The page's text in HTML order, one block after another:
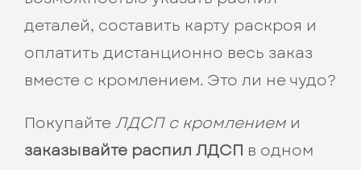
деталей, составить карту раскроя и
оплатить дистанционно весь заказ
вместе с кромлением. Это ли не чудо?
Покупайте ЛДСП с кромлением и
заказывайте распил ЛДСП
в одном